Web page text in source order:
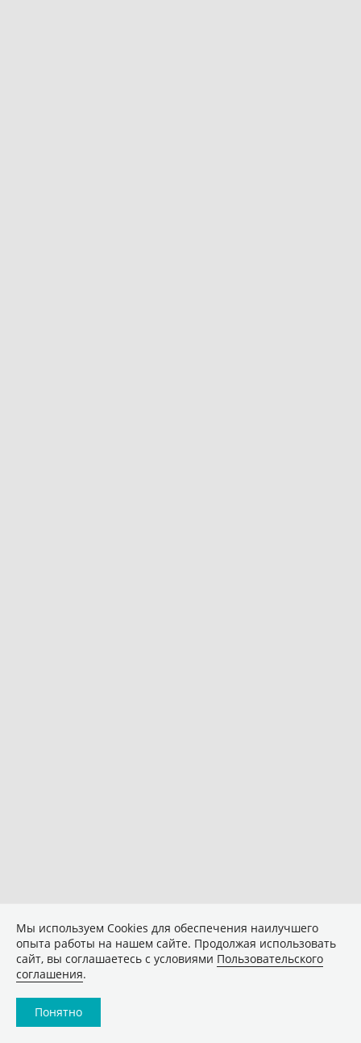
Мы используем Сookies для обеспечения наилучшего
опыта работы на нашем сайте. Продолжая использовать
сайт, вы соглашаетесь с условиями Пользовательского
соглашения.
Понятно